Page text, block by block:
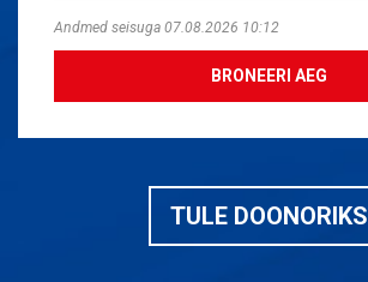
Andmed seisuga 07.08.2026 10:12
BRONEERI AEG
TULE DOONORIKS